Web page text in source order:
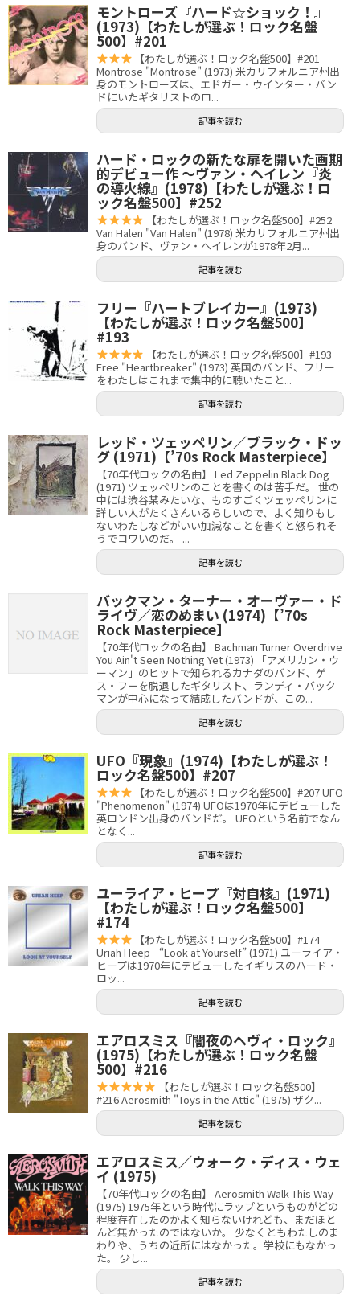
モントローズ『ハード☆ショック！』
(1973)【わたしが選ぶ！ロック名盤
500】#201
【わたしが選ぶ！ロック名盤500】#201
Montrose "Montrose" (1973) 米カリフォルニア州出
身のモントローズは、エドガー・ウインター・バン
ドにいたギタリストのロ...
記事を読む
ハード・ロックの新たな扉を開いた画期
的デビュー作 〜ヴァン・ヘイレン『炎
の導火線』(1978)【わたしが選ぶ！ロ
ック名盤500】#252
【わたしが選ぶ！ロック名盤500】#252
Van Halen "Van Halen" (1978) 米カリフォルニア州出
身のバンド、ヴァン・ヘイレンが1978年2月...
記事を読む
フリー『ハートブレイカー』(1973)
【わたしが選ぶ！ロック名盤500】
#193
【わたしが選ぶ！ロック名盤500】#193
Free "Heartbreaker" (1973) 英国のバンド、フリー
をわたしはこれまで集中的に聴いたこと...
記事を読む
レッド・ツェッペリン／ブラック・ドッ
グ (1971)【’70s Rock Masterpiece】
【70年代ロックの名曲】 Led Zeppelin Black Dog
(1971) ツェッペリンのことを書くのは苦手だ。 世の
中には渋谷某みたいな、ものすごくツェッペリンに
詳しい人がたくさんいるらしいので、よく知りもし
ないわたしなどがいい加減なことを書くと怒られそ
うでコワいのだ。 ...
記事を読む
バックマン・ターナー・オーヴァー・ド
ライヴ／恋のめまい (1974)【’70s
Rock Masterpiece】
【70年代ロックの名曲】 Bachman Turner Overdrive
You Ain't Seen Nothing Yet (1973) 「アメリカン・ウ
ーマン」のヒットで知られるカナダのバンド、ゲ
ス・フーを脱退したギタリスト、ランディ・バック
マンが中心になって結成したバンドが、この...
記事を読む
UFO『現象』(1974)【わたしが選ぶ！
ロック名盤500】#207
【わたしが選ぶ！ロック名盤500】#207 UFO
"Phenomenon" (1974) UFOは1970年にデビューした
英ロンドン出身のバンドだ。 UFOという名前でなん
となく...
記事を読む
ユーライア・ヒープ『対自核』(1971)
【わたしが選ぶ！ロック名盤500】
#174
【わたしが選ぶ！ロック名盤500】#174
Uriah Heep “Look at Yourself” (1971) ユーライア・
ヒープは1970年にデビューしたイギリスのハード・
ロッ...
記事を読む
エアロスミス『闇夜のヘヴィ・ロック』
(1975)【わたしが選ぶ！ロック名盤
500】#216
【わたしが選ぶ！ロック名盤500】
#216 Aerosmith "Toys in the Attic" (1975) ザク...
記事を読む
エアロスミス／ウォーク・ディス・ウェ
イ (1975)
【70年代ロックの名曲】 Aerosmith Walk This Way
(1975) 1975年という時代にラップというものがどの
程度存在したのかよく知らないけれども、まだほと
んど無かったのではないか。 少なくともわたしのま
わりや、うちの近所にはなかった。学校にもなかっ
た。 少し...
記事を読む